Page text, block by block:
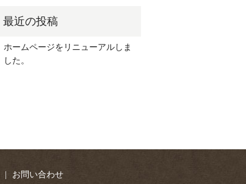
ホームページをリニューアルしま
した。
お問い合わせ